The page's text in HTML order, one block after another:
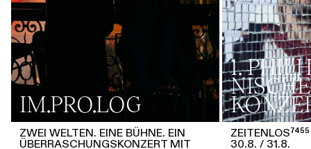
IM.PRO.LOG
ZWEI WELTEN. EINE BÜHNE. EIN
ÜBERRASCHUNGSKONZERT MIT
1.
ZEITENLOS⁷⁴⁵⁵
30.8.
31.8.